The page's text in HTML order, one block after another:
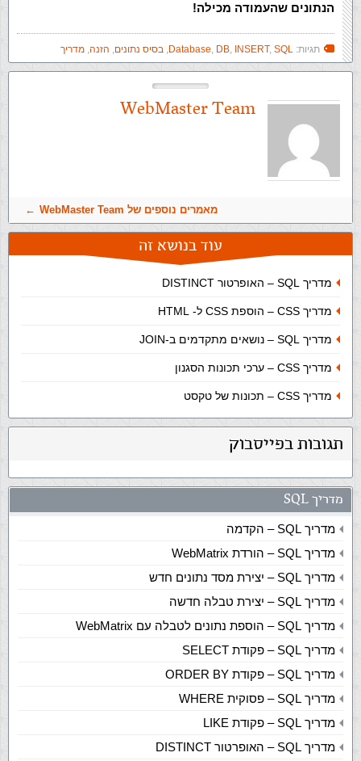
הנתונים שהעמודה מכילה!
תגיות: Database, DB, INSERT, SQL
, בסיס נתונים, הזנה, מדריך
WebMaster Team
מאמרים נוספים של WebMaster Team
עוד בנושא זה
מדריך SQL – האופרטור DISTINCT
מדריך CSS – הוספת CSS ל- HTML
מדריך SQL – נושאים מתקדמים ב-JOIN
מדריך CSS – ערכי תכונות הסגנון
מדריך CSS – תכונות של טקסט
תגובות בפייסבוק
מדריך SQL
מדריך SQL – הקדמה
מדריך SQL – הורדת WebMatrix
מדריך SQL – יצירת מסד נתונים חדש
מדריך SQL – יצירת טבלה חדשה
מדריך SQL – הוספת נתונים לטבלה עם WebMatrix
מדריך SQL – פקודת SELECT
מדריך SQL – פקודת ORDER BY
מדריך SQL – פסוקית WHERE
מדריך SQL – פקודת LIKE
מדריך SQL – האופרטור DISTINCT